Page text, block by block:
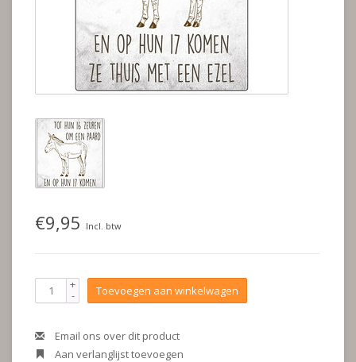
€9,95 Incl. btw
+
- Toevoegen aan winkelwagen
Email ons over dit product
Aan verlanglijst toevoegen